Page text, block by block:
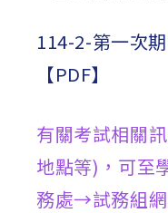
114-2-第一次
【PDF】
有關考試相關
地點等)，可
務處→試務組網